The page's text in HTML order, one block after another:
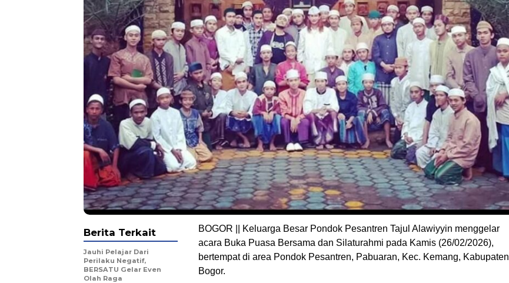
BOGOR || Keluarga Besar Pondok Pesantren Tajul Alawiyyin menggelar
acara Buka Puasa Bersama dan Silaturahmi pada Kamis (26/02/2026),
bertempat di area Pondok Pesantren, Pabuaran, Kec. Kemang, Kabupaten
Bogor.
Berita Terkait
Jauhi Pelajar Dari
Perilaku Negatif,
BERSATU Gelar Even
Olah Raga